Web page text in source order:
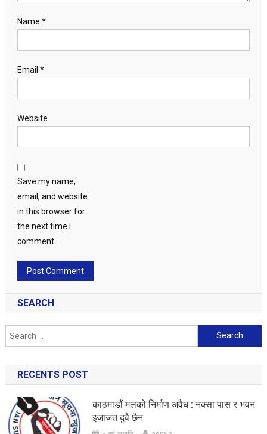
Name *
Email *
Website
Save my name,
email, and website
in this browser for
the next time I
comment.
SEARCH
Search
for:
RECENTS POST
काठमाडौं मलको निर्माण अवैध : नक्सा पास र भवन
इजाजत दुवै छैन